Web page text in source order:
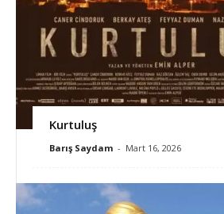
Kurtuluş
Barış Saydam - Mart 16, 2026